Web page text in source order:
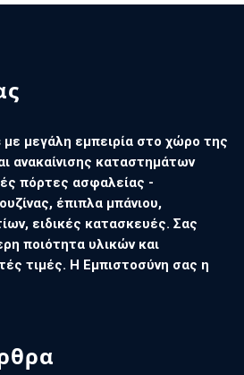
με μεγάλη εμπειρία στο χώρο της
ανακαίνισης καταστημάτων
πόρτες ασφαλείας -
έπιπλα μπάνιου,
ειδικές κατασκευές. Σας
ποιότητα υλικών και
τιμές. Η Εμπιστοσύνη σας η